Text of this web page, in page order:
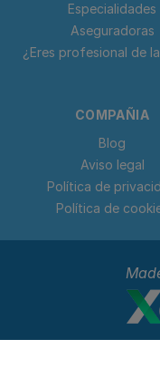
Especialidades
Aseguradoras
¿Eres profesional de
COMPAÑIA
Blog
Aviso legal
Política de
Política de